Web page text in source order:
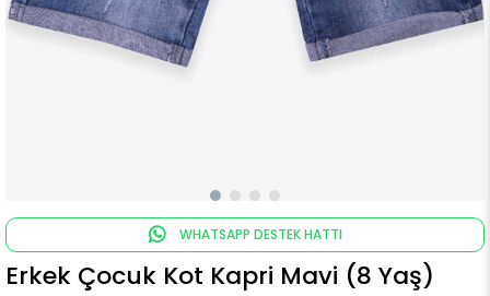
WHATSAPP DESTEK HATTI
Erkek Çocuk Kot Kapri Mavi (8 Yaş)